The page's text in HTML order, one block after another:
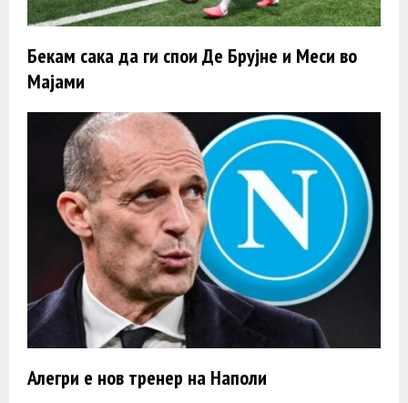
Бекам сака да ги спои Де Брујне и Меси во
Мајами
Алегри e нов тренер на Наполи